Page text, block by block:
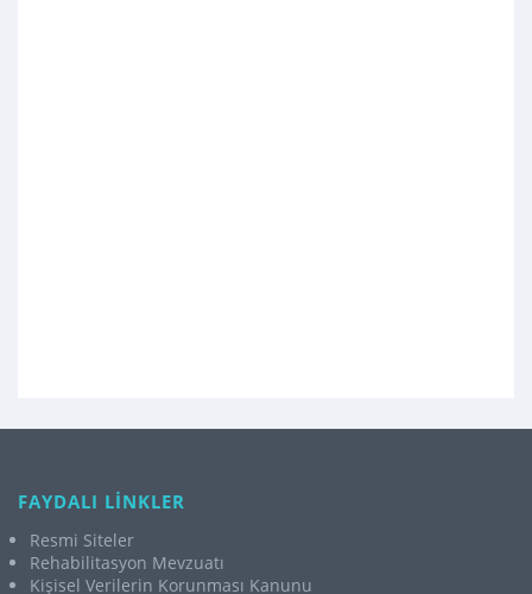
FAYDALI LİNKLER
Resmi Siteler
Rehabilitasyon Mevzuatı
Kişisel Verilerin Korunması Kanunu